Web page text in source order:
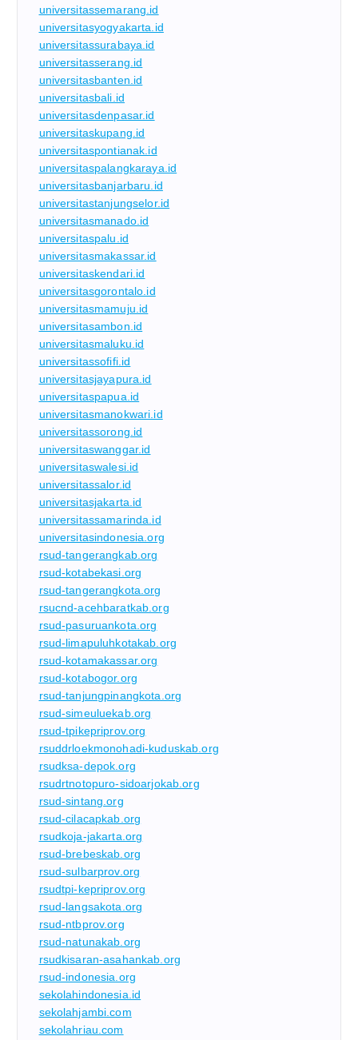
universitassemarang.id
universitasyogyakarta.id
universitassurabaya.id
universitasserang.id
universitasbanten.id
universitasbali.id
universitasdenpasar.id
universitaskupang.id
universitaspontianak.id
universitaspalangkaraya.id
universitasbanjarbaru.id
universitastanjungselor.id
universitasmanado.id
universitaspalu.id
universitasmakassar.id
universitaskendari.id
universitasgorontalo.id
universitasmamuju.id
universitasambon.id
universitasmaluku.id
universitassofifi.id
universitasjayapura.id
universitaspapua.id
universitasmanokwari.id
universitassorong.id
universitaswanggar.id
universitaswalesi.id
universitassalor.id
universitasjakarta.id
universitassamarinda.id
universitasindonesia.org
rsud-tangerangkab.org
rsud-kotabekasi.org
rsud-tangerangkota.org
rsucnd-acehbaratkab.org
rsud-pasuruankota.org
rsud-limapuluhkotakab.org
rsud-kotamakassar.org
rsud-kotabogor.org
rsud-tanjungpinangkota.org
rsud-simeuluekab.org
rsud-tpikepriprov.org
rsuddrloekmonohadi-kuduskab.org
rsudksa-depok.org
rsudrtnotopuro-sidoarjokab.org
rsud-sintang.org
rsud-cilacapkab.org
rsudkoja-jakarta.org
rsud-brebeskab.org
rsud-sulbarprov.org
rsudtpi-kepriprov.org
rsud-langsakota.org
rsud-ntbprov.org
rsud-natunakab.org
rsudkisaran-asahankab.org
rsud-indonesia.org
sekolahindonesia.id
sekolahjambi.com
sekolahriau.com